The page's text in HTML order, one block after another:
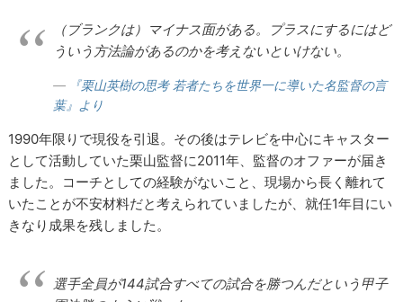
（ブランクは）マイナス面がある。プラスにするにはど
ういう方法論があるのかを考えないといけない。
『栗山英樹の思考 若者たちを世界一に導いた名監督の言
葉』より
1990年限りで現役を引退。その後はテレビを中心にキャスター
として活動していた栗山監督に2011年、監督のオファーが届き
ました。コーチとしての経験がないこと、現場から長く離れて
いたことが不安材料だと考えられていましたが、就任1年目にい
きなり成果を残しました。
選手全員が144試合すべての試合を勝つんだという甲子